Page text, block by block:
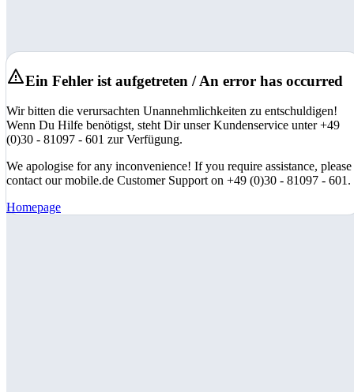
Ein Fehler ist aufgetreten / An error has occurred
Wir bitten die verursachten Unannehmlichkeiten zu entschuldigen!
Wenn Du Hilfe benötigst, steht Dir unser Kundenservice unter +49
(0)30 - 81097 - 601 zur Verfügung.
We apologise for any inconvenience! If you require assistance, please
contact our mobile.de Customer Support on +49 (0)30 - 81097 - 601.
Homepage